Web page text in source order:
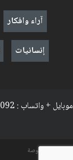
آراء وافكار
إنسانيات
موبايل + واتساب : 009647902409092
السياسة والخصوصة